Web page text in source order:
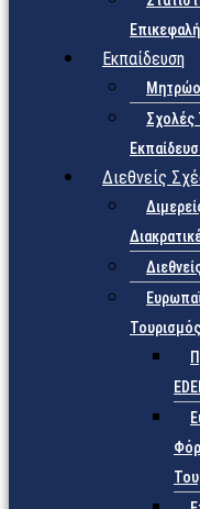
Εκπαίδευση
Σχολές
Διεθνείς
Τουρισμός